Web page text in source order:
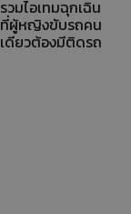
รวมไอเทมฉุกเฉิน
ที่ผู้หญิงขับรถคน
เดียวต้องมีติดรถ